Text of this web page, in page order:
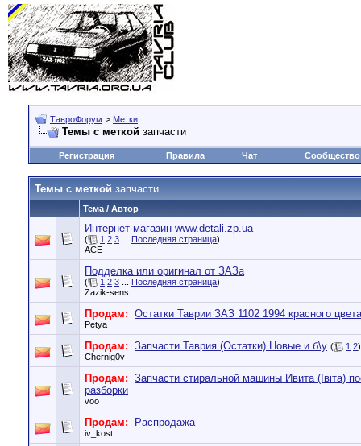
ТавроФорум > Метки
Темы с меткой запчасти
Регистрация Правила Чат Сообщество
Темы с меткой запчасти
Тема / Автор
Интернет-магазин www.detali.zp.ua
( 1 2 3 Последняя страница)
ACE
Подделка или оригинал от ЗАЗа
( 1 2 3 Последняя страница)
Zazik-sens
Продам: Остатки Таврии ЗАЗ 1102 1994 красного цвета
Petya
Продам: Запчасти Таврия (Остатки) Новые и б\у ( 1 2)
Chernig0v
Продам: Запчасти стиральной машины Ивита (Івіта)
разборки
voo
Продам: Распродажа
iv_kost